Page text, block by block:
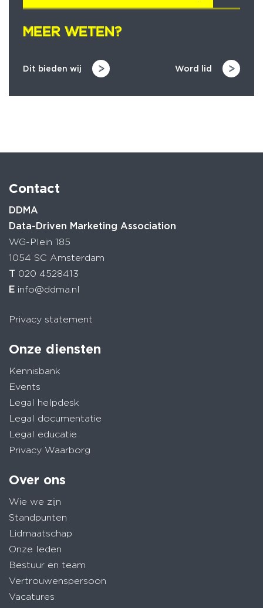
MEER WETEN?
MEER WETEN?
Dit bieden wij Word lid
Contact
DDMA
Data-Driven Marketing Association
WG-Plein 185
1054 SC Amsterdam
T 020 4528413
E info@ddma.nl
Privacy statement
Onze diensten
Kennisbank
Events
Legal helpdesk
Legal documentatie
Legal educatie
Privacy Waarborg
Over ons
Wie we zijn
Standpunten
Lidmaatschap
Onze leden
Bestuur en team
Vertrouwenspersoon
Vacatures